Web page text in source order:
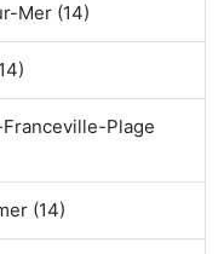
Mer (14)
Plage
(14)